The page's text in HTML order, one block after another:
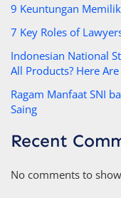
9 Keuntungan
7 Key Roles of
Indonesian National
All Products? Here
Ragam Manfaat SNI
Saing
Recent
No comments to